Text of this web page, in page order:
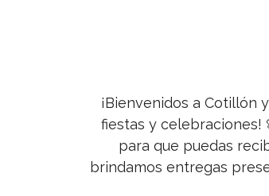
¡Bienvenidos a Cotillón
fiestas y celebraciones!
para que puedas
brindamos entregas